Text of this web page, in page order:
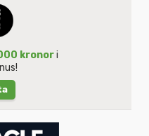
kronori